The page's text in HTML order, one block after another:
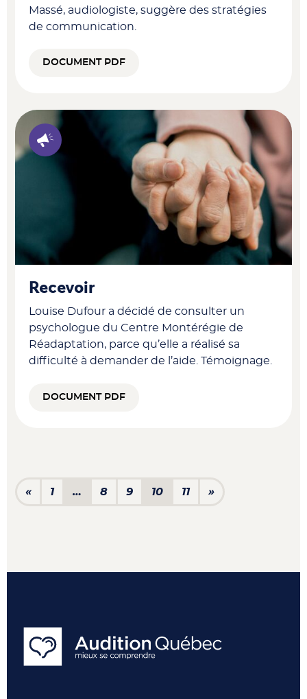
Massé, audiologiste, suggère des stratégies
de communication.
DOCUMENT PDF
Recevoir
Louise Dufour a décidé de consulter un
psychologue du Centre Montérégie de
Réadaptation, parce qu’elle a réalisé sa
difficulté à demander de l’aide. Témoignage.
DOCUMENT PDF
Navigation dans les
« 1 … 8 9 10 11 »